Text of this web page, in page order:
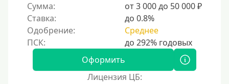
Сумма:
от 3 000 до 50 000 ₽
Ставка:
до 0.8%
Одобрение:
Среднее
Оформить
Лицензия ЦБ: